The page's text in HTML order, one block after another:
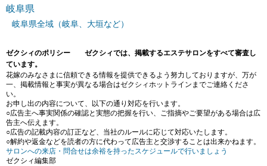
岐阜県
岐阜県全域（岐阜、大垣など）
ゼクシィのポリシー ゼクシィでは、掲載するエステサロンをすべて審査し
ています。
花嫁のみなさまに信頼できる情報を提供できるよう努力しておりますが、万が
一、掲載情報と事実が異なる場合はゼクシィホットラインまでご連絡くださ
い。
お申し出の内容について、以下の通り対応を行います。
○広告主へ事実関係の確認と実態の把握を行い、ご指摘やご要望がある場合は広
告主へ伝えます。
○広告の記載内容の訂正など、当社のルールに応じて対応いたします。
○解約や返金などを読者の方に代わって広告主と交渉することは出来かねます。
サロンへの来店・問合せは余裕を持ったスケジュールで行いましょう
ゼクシィ編集部